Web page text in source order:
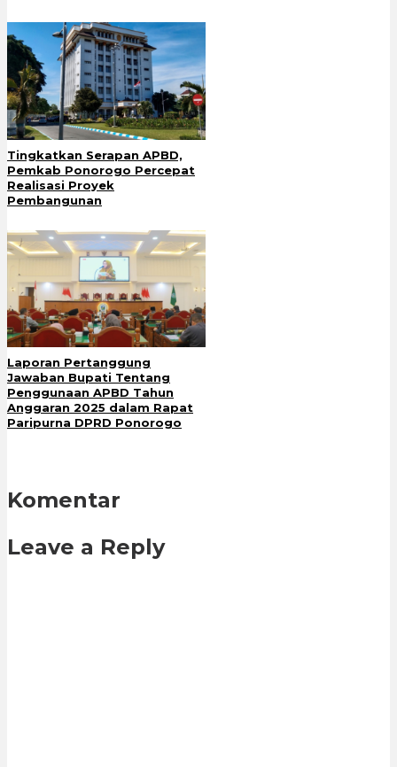
Tingkatkan Serapan APBD,
Pemkab Ponorogo Percepat
Realisasi Proyek
Pembangunan
Laporan Pertanggung
Jawaban Bupati Tentang
Penggunaan APBD Tahun
Anggaran 2025 dalam Rapat
Paripurna DPRD Ponorogo
Komentar
Leave a Reply